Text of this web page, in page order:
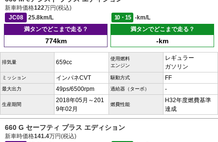
新車時価格122万円(税込)
JC08
25.8km/L 10・15
-km/L
満タンでどこまで走る？
774km
満タンでどこまで走る？
-km
排気量 659cc
使用燃料
エンジン
レギュラー
ガソリン
ミッション インパネCVT 駆動方式 FF
最大出力 49ps/6500rpm 過給器（ターボ） -
生産期間
2018年05月～201
9年02月
燃費性能
H32年度燃費基準
達成
660 G セーフティ プラス エディション
新車時価格141.4万円(税込)